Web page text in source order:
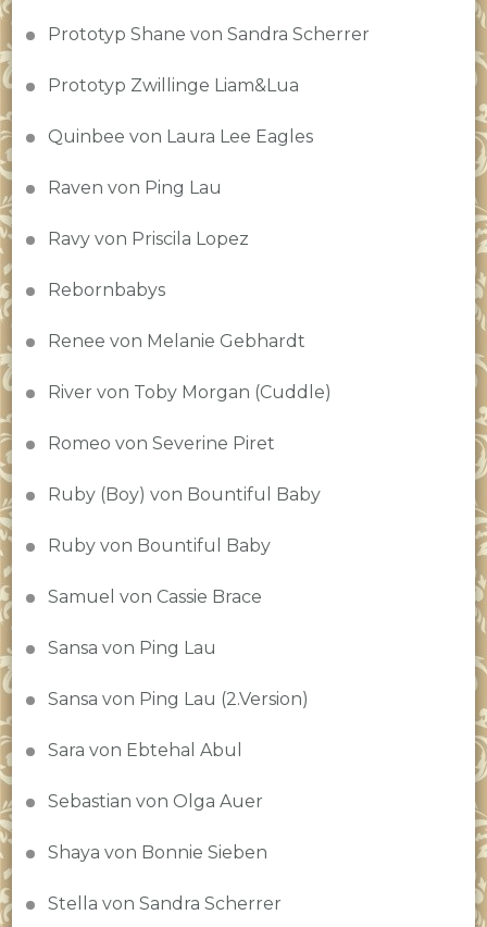
Prototyp Shane von Sandra Scherrer
Prototyp Zwillinge Liam&Lua
Quinbee von Laura Lee Eagles
Raven von Ping Lau
Ravy von Priscila Lopez
Rebornbabys
Renee von Melanie Gebhardt
River von Toby Morgan (Cuddle)
Romeo von Severine Piret
Ruby (Boy) von Bountiful Baby
Ruby von Bountiful Baby
Samuel von Cassie Brace
Sansa von Ping Lau
Sansa von Ping Lau (2.Version)
Sara von Ebtehal Abul
Sebastian von Olga Auer
Shaya von Bonnie Sieben
Stella von Sandra Scherrer